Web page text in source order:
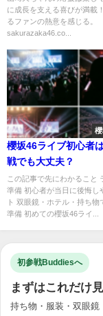
に成長を支える喜びが満載
るファンの熱意を感じる。
sakurazaka46.co...
櫻坂46ライブ初心者
戦でも大丈夫？
この記事で先にわかること
準備 初心者が当日に後悔し
ト 双眼鏡・ホテル・持ち物
準備 初めての櫻坂46ライ...
初参戦Buddiesへ
まずはこれだけ
持ち物・服装・双眼鏡